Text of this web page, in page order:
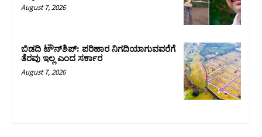
August 7, 2026
ಬಿಡದಿ ಟೌನ್‌ಶಿಪ್‌: ಪರಿಹಾರ ನಿಗದಿಯಾಗುವವರೆಗೆ
ತೆರವು ಇಲ್ಲ ಎಂದ ಸರ್ಕಾರ
August 7, 2026